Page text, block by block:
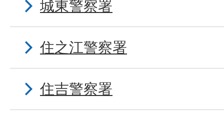
城東警察署
住之江警察署
住吉警察署